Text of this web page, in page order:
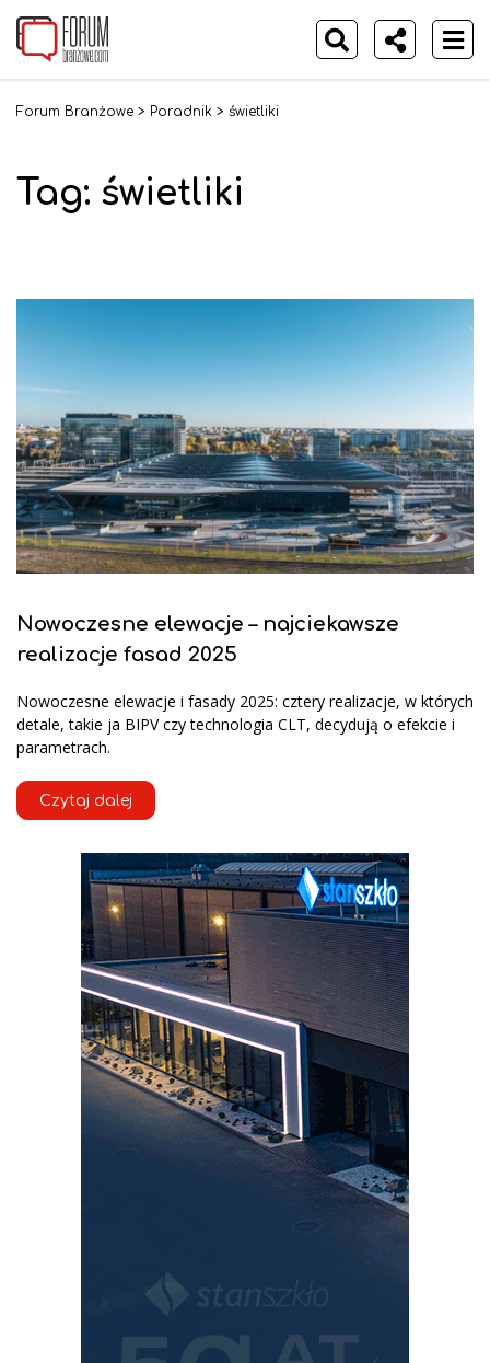
Forum Branżowe > Poradnik > świetliki
Tag: świetliki
Nowoczesne elewacje – najciekawsze
realizacje fasad 2025
Nowoczesne elewacje i fasady 2025: cztery realizacje, w których
detale, takie ja BIPV czy technologia CLT, decydują o efekcie i
parametrach.
Czytaj dalej